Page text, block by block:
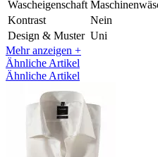
Wascheigenschaft
Kontrast
Nein
Design & Muster Uni
Mehr anzeigen +
Ähnliche Artikel
Ähnliche Artikel